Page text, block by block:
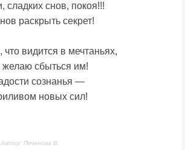
сладких снов, покоя!!!
раскрыть секрет!
что видится в мечтаньях,
желаю сбыться им!
сознанья —
новых сил!
Печенова В.